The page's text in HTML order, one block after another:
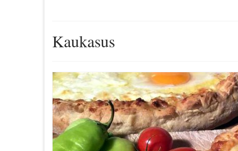
Kaukasus